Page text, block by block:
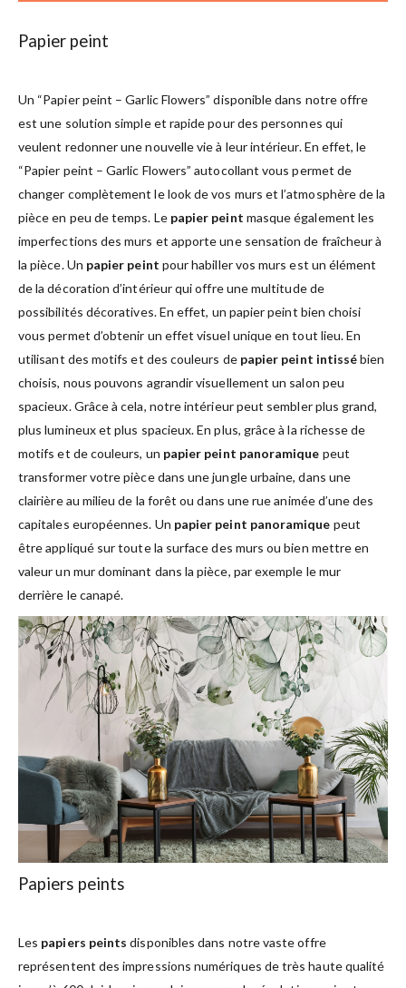
Papier peint
Un “Papier peint – Garlic Flowers” disponible dans notre offre
est une solution simple et rapide pour des personnes qui
veulent redonner une nouvelle vie à leur intérieur. En effet, le
“Papier peint – Garlic Flowers” autocollant vous permet de
changer complètement le look de vos murs et l’atmosphère de la
pièce en peu de temps. Le papier peint masque également les
imperfections des murs et apporte une sensation de fraîcheur à
la pièce. Un papier peint pour habiller vos murs est un élément
de la décoration d’intérieur qui offre une multitude de
possibilités décoratives. En effet, un papier peint bien choisi
vous permet d’obtenir un effet visuel unique en tout lieu. En
utilisant des motifs et des couleurs de papier peint intissébien
choisis, nous pouvons agrandir visuellement un salon peu
spacieux. Grâce à cela, notre intérieur peut sembler plus grand,
plus lumineux et plus spacieux. En plus, grâce à la richesse de
motifs et de couleurs, un papier peint panoramique peut
transformer votre pièce dans une jungle urbaine, dans une
clairière au milieu de la forêt ou dans une rue animée d’une des
capitales européennes. Un papier peint panoramique peut
être appliqué sur toute la surface des murs ou bien mettre en
valeur un mur dominant dans la pièce, par exemple le mur
derrière le canapé.
Papiers peints
Les papiers peints disponibles dans notre vaste offre
représentent des impressions numériques de très haute qualité